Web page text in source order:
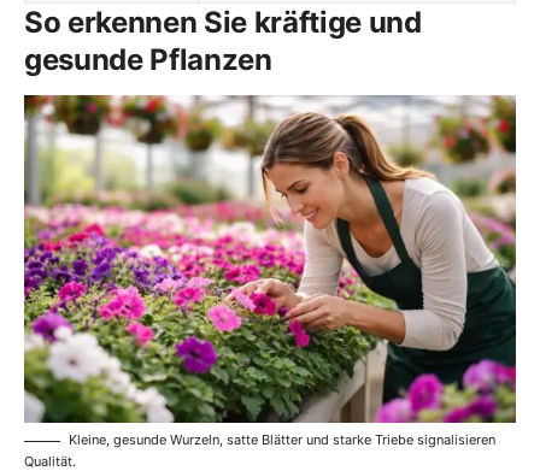
So erkennen Sie kräftige und
gesunde Pflanzen
Kleine, gesunde Wurzeln, satte Blätter und starke Triebe signalisieren
Qualität.